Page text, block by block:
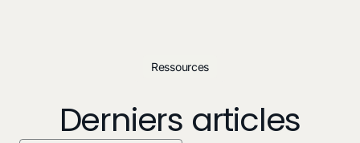
Ressources
Derniers articles